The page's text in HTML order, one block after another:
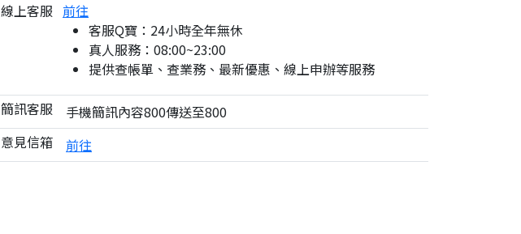
線上客服 前往
客服Q寶：24小時全年無休
真人服務：08:00~23:00
提供查帳單、查業務、最新優惠、線上申辦等服務
簡訊客服
手機簡訊內容800傳送至800
意見信箱
前往